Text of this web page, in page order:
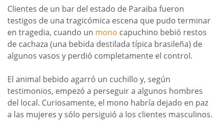
Clientes de un bar del estado de Paraiba fueron
testigos de una tragicómica escena que pudo terminar
en tragedia, cuando un mono capuchino bebió restos
de cachaza (una bebida destilada típica brasileña) de
algunos vasos y perdió completamente el control.
El animal bebido agarró un cuchillo y, según
testimonios, empezó a perseguir a algunos hombres
del local. Curiosamente, el mono habría dejado en paz
a las mujeres y sólo persiguió a los clientes masculinos.